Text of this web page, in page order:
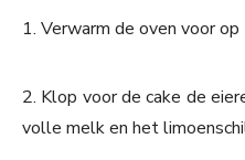
1. Verwarm de oven voor
2. Klop voor de cake de
volle melk en het